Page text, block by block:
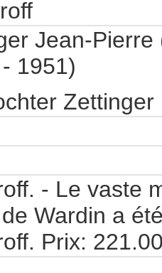
Jean-
1951)
- Le vaste
Wardin a
Prix: